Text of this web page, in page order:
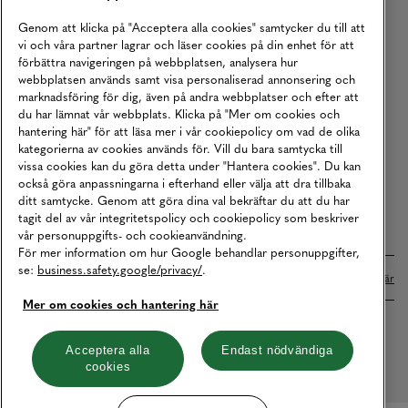
Köpvillkor
Karriär
Vårt Ansvar
Våra Tjänster
Press
Studentrabatt
B2B
Tillgänglighetsredogörelse
Betalningar online sköts i samarbete med Klarna. Läs mer här
Cookies Integritetspolicy
Hantera cookies
Genom att klicka på "Acceptera alla cookies" samtycker du till att
vi och våra partner lagrar och läser cookies på din enhet för att
förbättra navigeringen på webbplatsen, analysera hur
webbplatsen används samt visa personaliserad annonsering och
marknadsföring för dig, även på andra webbplatser och efter att
du har lämnat vår webbplats. Klicka på "Mer om cookies och
hantering här" för att läsa mer i vår cookiepolicy om vad de olika
kategorierna av cookies används för. Vill du bara samtycka till
vissa cookies kan du göra detta under "Hantera cookies". Du kan
också göra anpassningarna i efterhand eller välja att dra tillbaka
ditt samtycke. Genom att göra dina val bekräftar du att du har
tagit del av vår integritetspolicy och cookiepolicy som beskriver
vår personuppgifts- och cookieanvändning.
För mer information om hur Google behandlar personuppgifter,
se: business.safety.google/privacy/.
Mer om cookies och hantering här
Acceptera alla
cookies
Endast nödvändiga